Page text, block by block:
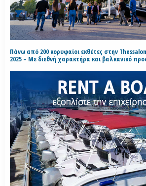
Πάνω από 200 κορυφαίοι εκθέτες στην
2025 – Με διεθνή χαρακτήρα και βαλκανικό